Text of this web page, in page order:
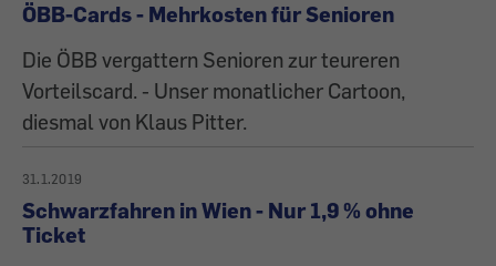
ÖBB-Cards - Mehrkosten für Senioren
Die ÖBB vergattern Senioren zur teureren
Vorteilscard. - Unser monatlicher Cartoon,
diesmal von Klaus Pitter.
31.1.2019
Schwarzfahren in Wien - Nur 1,9 % ohne
Ticket